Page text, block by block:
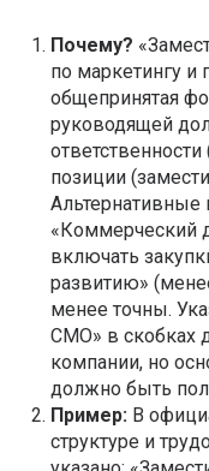
Почему?
по маркетингу и
общепринятая
руководящей
позиции
Альтернативные
«Коммерческий
включать
развитию»
менее точны.
CMO» в скобках
компании, но
должно быть
Пример: В
структуре и